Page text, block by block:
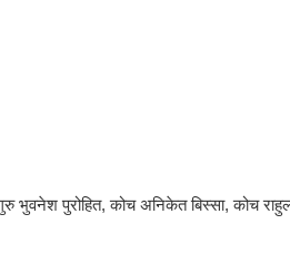
भुवनेश पुरोहित, कोच अनिकेत बिस्सा, कोच